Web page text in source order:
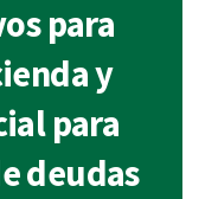
para
y
para
deudas